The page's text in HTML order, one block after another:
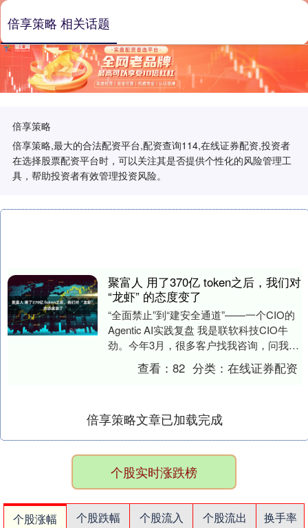
倍享策略
倍享策略,最大的合法配资平台,配资查询114,在线证券配资,投资者
在选择股票配资平台时，可以关注其是否提供个性化的风险管理工
具，帮助投资者有效管理投资风险。
倍享策略 相关话题
聚富人 用了370亿 token之后，我们对
“龙虾” 的态度变了
“全面禁止”到“建安全通道”——一个CIO的
Agentic AI实践复盘 我是联软科技CIO牛
劲。今年3月，很多客户找我咨询，问我们
是怎么限制使用OpenCla....
查看：82 分类：在线证券配资
倍享策略文章已加载完成
个股实时涨跌榜
个股涨幅 个股跌幅 个股流入 个股流出
换手率